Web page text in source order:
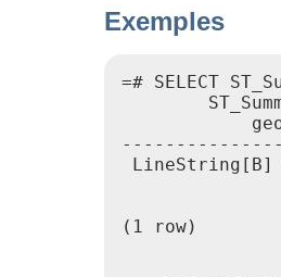
Exemples
=# SELECT
LineString[B]
(1 row)